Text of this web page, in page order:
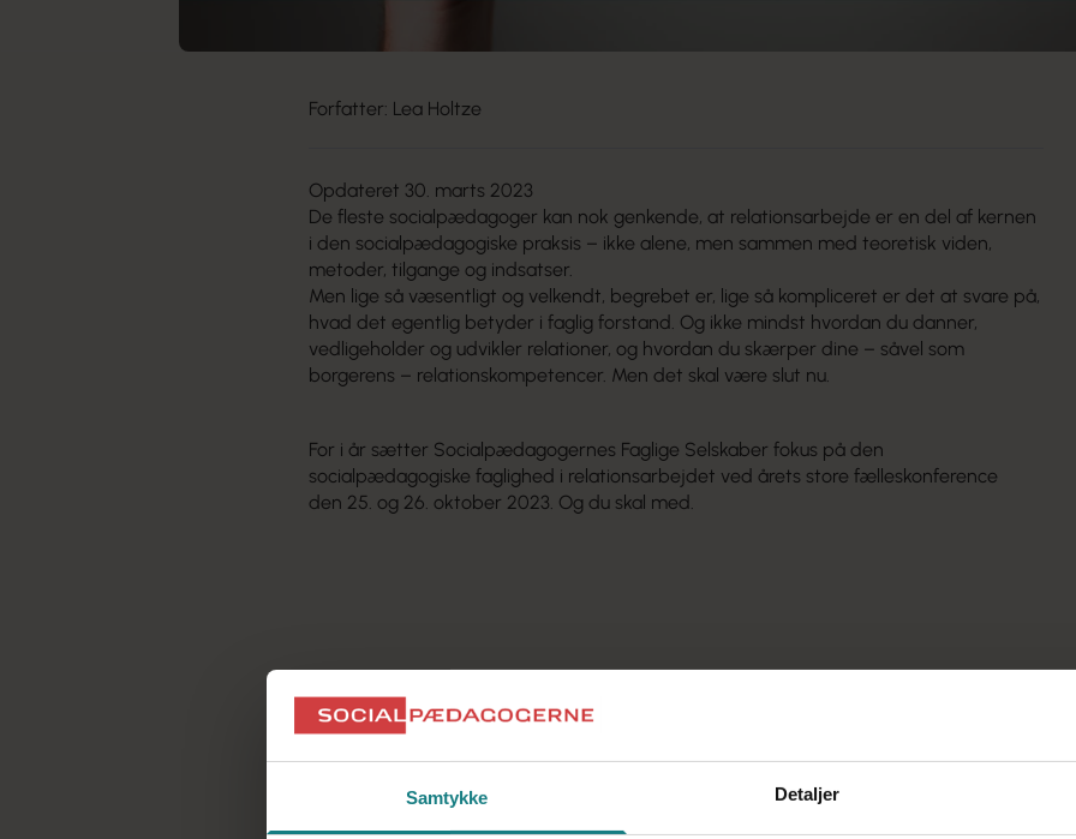
Samtykke Detaljer
Forfatter: Lea Holtze
Opdateret 30. marts 2023
De fleste socialpædagoger kan nok genkende, at relationsarbejde er en del af kernen
i den socialpædagogiske praksis – ikke alene, men sammen med teoretisk viden,
metoder, tilgange og indsatser.
Men lige så væsentligt og velkendt, begrebet er, lige så kompliceret er det at svare på,
hvad det egentlig betyder i faglig forstand. Og ikke mindst hvordan du danner,
vedligeholder og udvikler relationer, og hvordan du skærper dine – såvel som
borgerens – relationskompetencer. Men det skal være slut nu.
For i år sætter Socialpædagogernes Faglige Selskaber fokus på den
socialpædagogiske faglighed i relationsarbejdet ved årets store fælleskonference
den 25. og 26. oktober 2023. Og du skal med.